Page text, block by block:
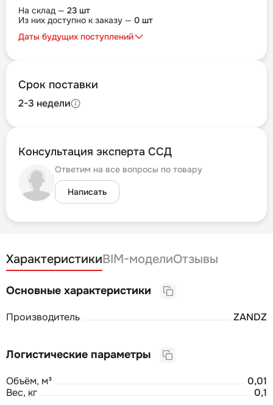
На склад — 23 шт
Из них доступно к заказу — 0 шт
Даты будущих поступлений
Срок поставки
2-3 недели
Консультация эксперта ССД
Ответим на все вопросы по товару
Написать
ХарактеристикиBIM-моделиОтзывы
Основные характеристики
Производитель ZANDZ
Логистические параметры
Объём, м³
0,01
Вес, кг
0,1